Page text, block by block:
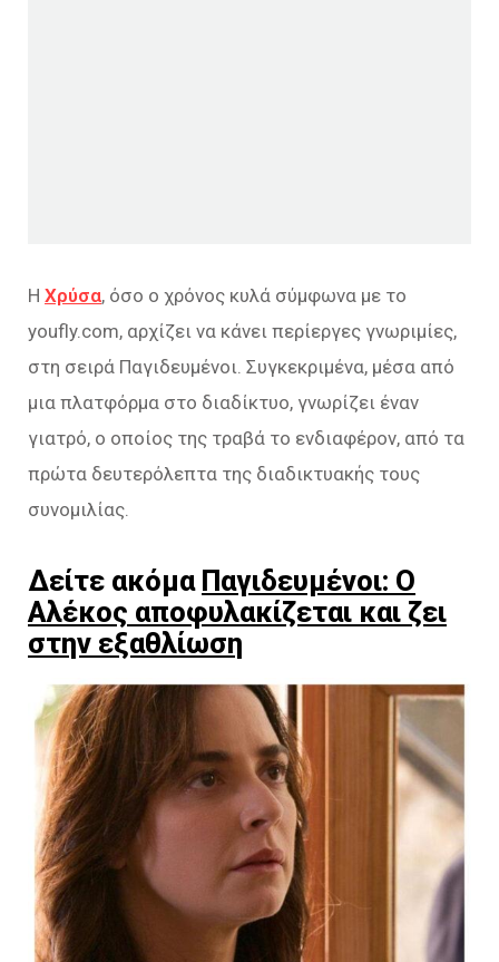
Η Χρύσα, όσο ο χρόνος κυλά σύμφωνα με το
youfly.com, αρχίζει να κάνει περίεργες γνωριμίες,
στη σειρά Παγιδευμένοι. Συγκεκριμένα, μέσα από
μια πλατφόρμα στο διαδίκτυο, γνωρίζει έναν
γιατρό, ο οποίος της τραβά το ενδιαφέρον, από τα
πρώτα δευτερόλεπτα της διαδικτυακής τους
συνομιλίας.
Δείτε ακόμα Παγιδευμένοι: Ο
Αλέκος αποφυλακίζεται και ζει
στην εξαθλίωση